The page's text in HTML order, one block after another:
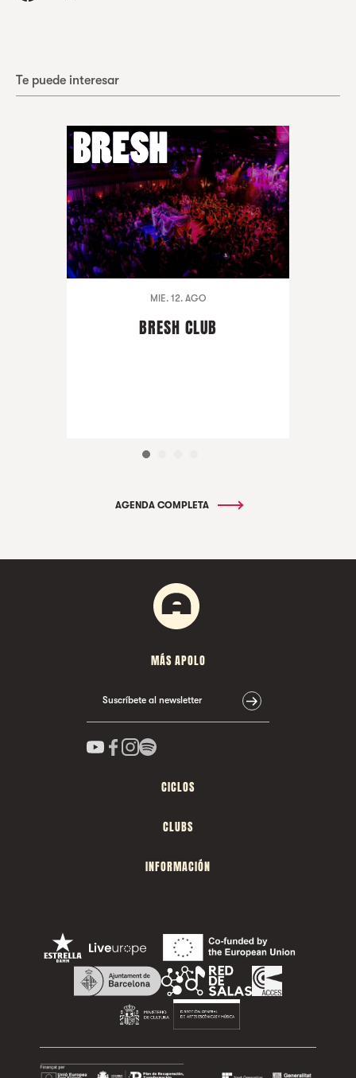
Te puede interesar
MIE. 12. AGO
BRESH CLUB
AGENDA COMPLETA
MÁS APOLO
Suscríbete al newsletter
CICLOS
CLUBS
INFORMACIÓN